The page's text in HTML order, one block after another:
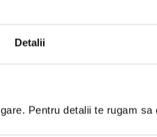
Detalii
Pentru detalii te rugam sa
prima recenzie